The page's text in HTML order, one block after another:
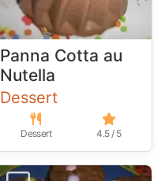
Panna Cotta au
Nutella
Dessert
Dessert 4.5 / 5